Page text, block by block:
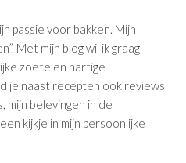
passie voor bakken. Mijn
Met mijn blog wil ik graag
zoete en hartige
je naast recepten ook reviews
mijn belevingen in de
kijkje in mijn persoonlijke